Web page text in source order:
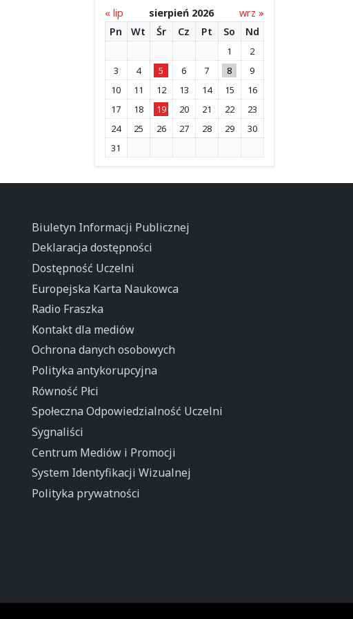
« lip sierpień 2026
wrz »
Pn
Wt Śr Cz Pt So Nd
1
2
3
4 5 6 7 8
9
10
11 12 13 14 15
16
17
18 19 20 21 22
23
24
25 26 27 28 29
30
31
Biuletyn Informacji Publicznej
Deklaracja dostępności
Dostępność Uczelni
Europejska Karta Naukowca
Radio Fraszka
Kontakt dla mediów
Ochrona danych osobowych
Polityka antykorupcyjna
Równość Płci
Społeczna Odpowiedzialność Uczelni
Sygnaliści
Centrum Mediów i Promocji
System Identyfikacji Wizualnej
Polityka prywatności